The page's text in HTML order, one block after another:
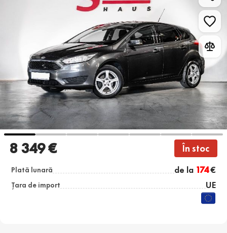
8 349 € În stoc
Plată lunară de la 174€
Țara de import UE